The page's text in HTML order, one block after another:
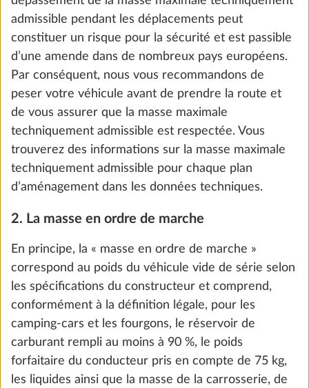
Ajouter
Pompe immergée avec commutateur
supplémentaire
0,4 kg
Ajouter
charge utile minimale est de 85 kg (10*[3+5,5]).
La configuration de votre véhicule ne doit pas être
inférieure à cette charge utile minimale. Si, suite au
choix d’un équipement spécial, la masse réelle du
véhicule est telle qu’il ne reste plus suffisamment de
masse libre pour les passagers (uniquement pour les
camping-cars et les fourgons) et la charge utile
masse maximale techniquement admissible, deux
options s’offrent à vous lors de la configuration
selon le plan d’aménagement : sélectionner une
maximale techniquement admissible) et/ou
désélectionner un équipement spécial. Dans le cas
contraire, vous ne pouvez poursuivre ni la
configuration ni la commande.
Le cas échéant, vérifiez auprès de votre revendeur
HOBBY que la masse maximale techniquement
admissible n’est pas dépassée, c’est-à-dire qu’il